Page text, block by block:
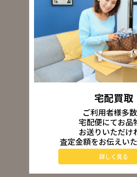
宅配買取
ご利用者様多数
宅配便にてお品
お送りいただけ
査定金額をお伝えいた
詳しく見る